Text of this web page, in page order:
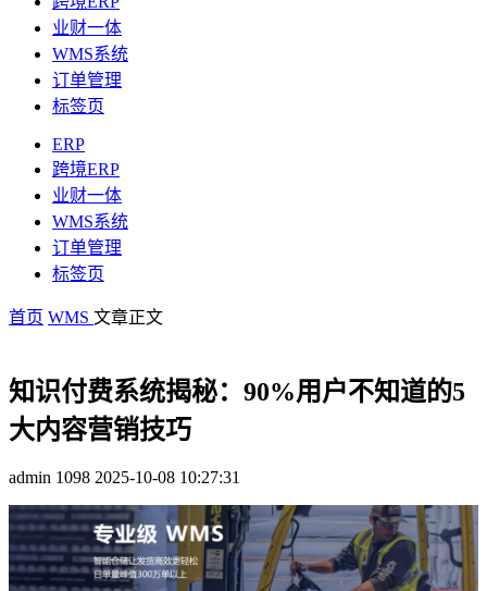
业财一体
WMS系统
订单管理
标签页
ERP
跨境ERP
业财一体
WMS系统
订单管理
标签页
首页 WMS 文章正文
知识付费系统揭秘：90%用户不知道的5
大内容营销技巧
admin 1098 2025-10-08 10:27:31